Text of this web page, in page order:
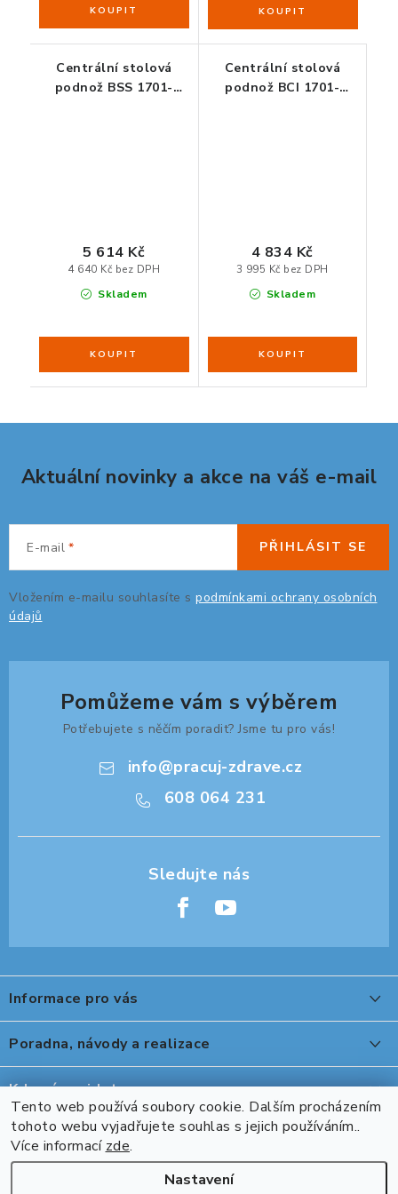
Tento web používá soubory cookie. Dalším procházením
tohoto webu vyjadřujete souhlas s jejich používáním..
Více informací zde.
Nastavení
Centrální stolová
podnož BSS 1701-
Skladem
4 640 Kč bez DPH
5 614 Kč
Centrální stolová
podnož BCI 1701-
Skladem
3 995 Kč bez DPH
4 834 Kč
Aktuální novinky a akce na váš e-mail
E-mail
Vložením e-mailu souhlasíte s podmínkami ochrany osobních
údajů
PŘIHLÁSIT SE
Pomůžeme vám s výběrem
Potřebujete s něčím poradit? Jsme tu pro vás!
info@pracuj-zdrave.cz
608 064 231
á
p
a
í
Informace pro vás
Reklamace, výměna a vrácení
Showroom
Naše realizace, inspirace a návody
Kontakty
Poradna, návody a realizace
Peter Legwood tepelná úprava obuvi
Ovládání stolu DeskTherapy řady D při použití ovladače s
Bluetooth DPG1C
Kooki II robustní rohový stůl
Kde nás najdete
Přijímáme online platby